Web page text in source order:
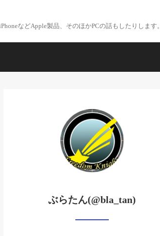
などApple製品、そのほかPCの話もしたりします。
ぶらたん(@bla_tan)